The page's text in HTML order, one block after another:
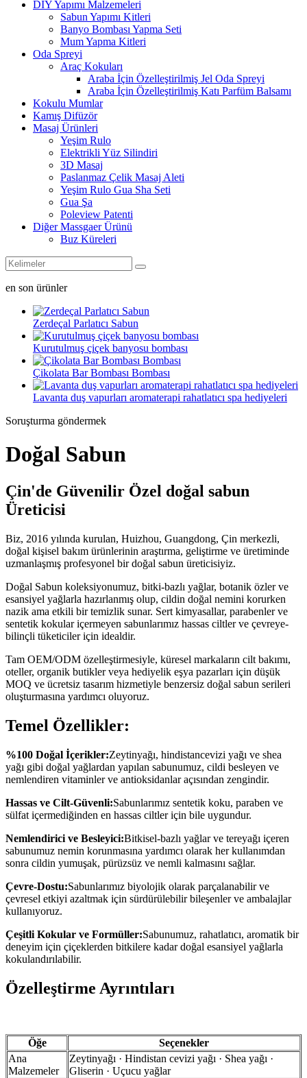
DIY Yapımı Malzemeleri
Sabun Yapımı Kitleri
Banyo Bombası Yapma Seti
Mum Yapma Kitleri
Oda Spreyi
Araç Kokuları
Araba İçin Özelleştirilmiş Jel Oda Spreyi
Araba İçin Özelleştirilmiş Katı Parfüm Balsamı
Kokulu Mumlar
Kamış Difüzör
Masaj Ürünleri
Yeşim Rulo
Elektrikli Yüz Silindiri
3D Masaj
Paslanmaz Çelik Masaj Aleti
Yeşim Rulo Gua Sha Seti
Gua Şa
Poleview Patenti
Diğer Massgaer Ürünü
Buz Küreleri
en son ürünler
Zerdeçal Parlatıcı Sabun
Kurutulmuş çiçek banyosu bombası
Çikolata Bar Bombası Bombası
Lavanta duş vapurları aromaterapi rahatlatıcı spa hediyeleri
Soruşturma göndermek
Doğal Sabun
Çin'de Güvenilir Özel doğal sabun
Üreticisi
Biz, 2016 yılında kurulan, Huizhou, Guangdong, Çin merkezli,
doğal kişisel bakım ürünlerinin araştırma, geliştirme ve üretiminde
uzmanlaşmış profesyonel bir doğal sabun üreticisiyiz.
Doğal Sabun koleksiyonumuz, bitki-bazlı yağlar, botanik özler ve
esansiyel yağlarla hazırlanmış olup, cildin doğal nemini korurken
nazik ama etkili bir temizlik sunar. Sert kimyasallar, parabenler ve
sentetik kokular içermeyen sabunlarımız hassas ciltler ve çevreye-
bilinçli tüketiciler için idealdir.
Tam OEM/ODM özelleştirmesiyle, küresel markaların cilt bakımı,
oteller, organik butikler veya hediyelik eşya pazarları için düşük
MOQ ve ücretsiz tasarım hizmetiyle benzersiz doğal sabun serileri
oluşturmasına yardımcı oluyoruz.
Temel Özellikler:
%100 Doğal İçerikler:Zeytinyağı, hindistancevizi yağı ve shea
yağı gibi doğal yağlardan yapılan sabunumuz, cildi besleyen ve
nemlendiren vitaminler ve antioksidanlar açısından zengindir.
Hassas ve Cilt-Güvenli:Sabunlarımız sentetik koku, paraben ve
sülfat içermediğinden en hassas ciltler için bile uygundur.
Nemlendirici ve Besleyici:Bitkisel-bazlı yağlar ve tereyağı içeren
sabunumuz nemin korunmasına yardımcı olarak her kullanımdan
sonra cildin yumuşak, pürüzsüz ve nemli kalmasını sağlar.
Çevre-Dostu:Sabunlarımız biyolojik olarak parçalanabilir ve
çevresel etkiyi azaltmak için sürdürülebilir bileşenler ve ambalajlar
kullanıyoruz.
Çeşitli Kokular ve Formüller:Sabunumuz, rahatlatıcı, aromatik bir
deneyim için çiçeklerden bitkilere kadar doğal esansiyel yağlarla
kokulandırılabilir.
Özelleştirme Ayrıntıları
Öğe
Seçenekler
Ana
Malzemeler
Zeytinyağı · Hindistan cevizi yağı · Shea yağı ·
Gliserin · Uçucu yağlar